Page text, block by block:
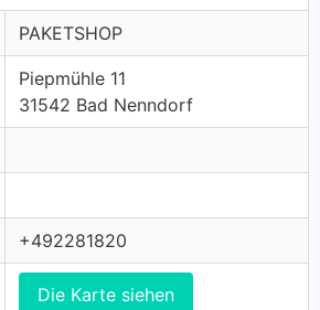
PAKETSHOP
Piepmühle 11
31542 Bad Nenndorf
+492281820
Die Karte siehen